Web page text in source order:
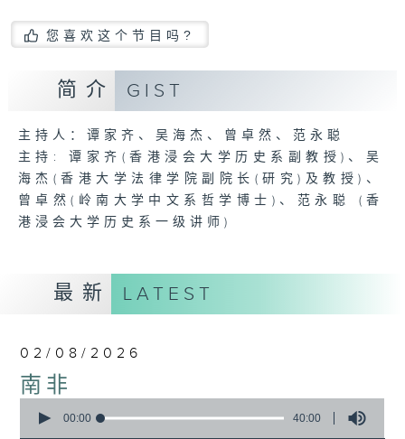
您喜欢这个节目吗?
简介 GIST
主持人：谭家齐、吴海杰、曾卓然、范永聪
主持: 谭家齐(香港浸会大学历史系副教授)、吴
海杰(香港大学法律学院副院长(研究)及教授)、
曾卓然(岭南大学中文系哲学博士)、范永聪 (香
港浸会大学历史系一级讲师)
最新 LATEST
02/08/2026
南非
seconds
00:00 40:00